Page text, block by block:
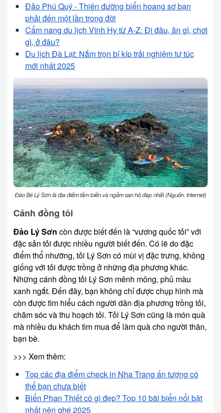
Đảo Phú Quý - Thiên đường biển hoang sơ bạn
phải đến một lần trong đời
Cẩm nang du lịch Vĩnh Hy từ A-Z: Đi đâu, ăn gì, chơi
gì, ở đâu?
Du lịch Đà Lạt: Nắm trọn bí kíp trải nghiệm tự túc
mới nhất 2025
Đảo Bé Lý Sơn là địa điểm tắm biển và ngắm san hô đẹp nhất (Nguồn: Internet)
Cánh đồng tỏi
Đảo Lý Sơn còn được biết đến là “vương quốc tỏi” với
đặc sản tỏi được nhiều người biết đến. Có lẽ do đặc
điểm thổ nhưỡng, tỏi Lý Sơn có mùi vị đặc trưng, không
giống với tỏi được trồng ở những địa phương khác.
Những cánh đồng tỏi Lý Sơn mênh mông, phủ màu
xanh ngắt. Đến đây, bạn không chỉ được chụp hình mà
còn được tìm hiểu cách người dân địa phương trồng tỏi,
chăm sóc và thu hoạch tỏi. Tỏi Lý Sơn cũng là món quà
mà nhiều du khách tìm mua để làm quà cho người thân,
bạn bè.
>>> Xem thêm:
Top các địa điểm check in Nha Trang ấn tượng có
thể bạn chưa biết
Biển Phan Thiết có gì đẹp? Top 10 bãi biển nổi bật
nhất nên ghé 2025